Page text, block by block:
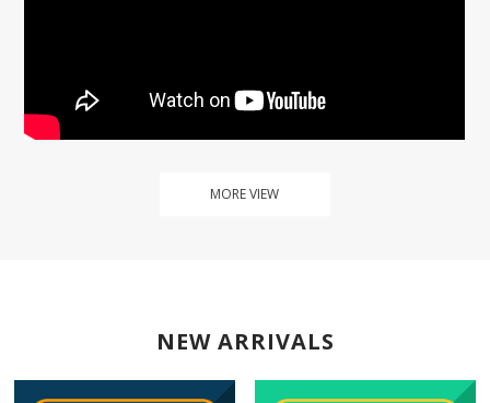
MORE VIEW
NEW ARRIVALS